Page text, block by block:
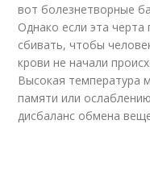
вот болезнетворные
Однако если эта
сбивать, чтобы
крови не начали
Высокая температура
памяти или
дисбаланс обмена